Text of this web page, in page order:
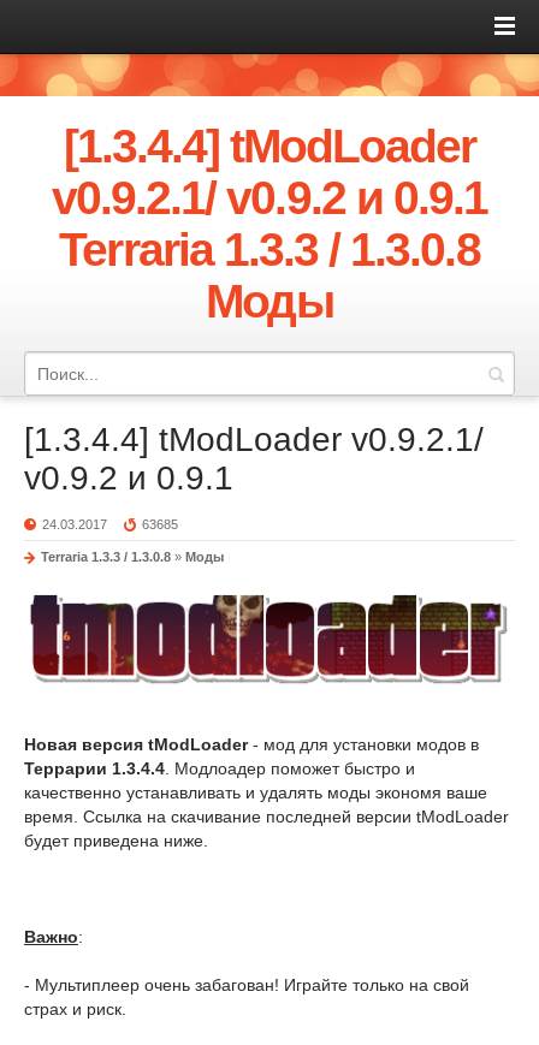
[1.3.4.4] tModLoader
v0.9.2.1/ v0.9.2 и 0.9.1
Terraria 1.3.3 / 1.3.0.8
Моды
[1.3.4.4] tModLoader v0.9.2.1/
v0.9.2 и 0.9.1
24.03.2017 63685
Terraria 1.3.3 / 1.3.0.8 » Моды
Новая версия tModLoader- мод для установки модов в
Террарии 1.3.4.4 . Модлоадер поможет быстро и
качественно устанавливать и удалять моды экономя ваше
время. Ссылка на скачивание последней версии tModLoader
будет приведена ниже.
Важно:
- Мультиплеер очень забагован! Играйте только на свой
страх и риск.